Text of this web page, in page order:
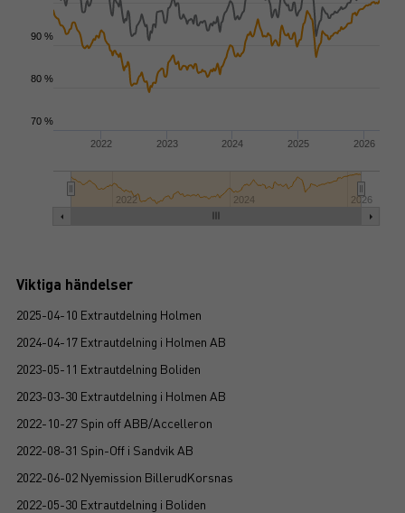
2022 2023 2024 2025 2026
2022 2024 2026
70 %
80 %
90 %
Viktiga händelser
2025-04-10 Extrautdelning Holmen
2024-04-17 Extrautdelning i Holmen AB
2023-05-11 Extrautdelning Boliden
2023-03-30 Extrautdelning i Holmen AB
2022-10-27 Spin off ABB/Accelleron
2022-08-31 Spin-Off i Sandvik AB
2022-06-02 Nyemission BillerudKorsnas
2022-05-30 Extrautdelning i Boliden